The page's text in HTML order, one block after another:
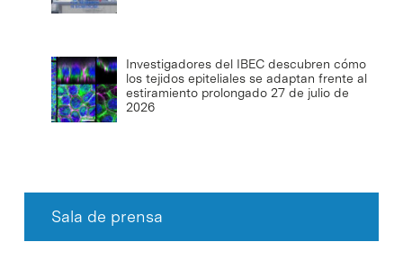
Investigadores del IBEC descubren cómo
los tejidos epiteliales se adaptan frente al
estiramiento prolongado 27 de julio de
2026
Sala de prensa